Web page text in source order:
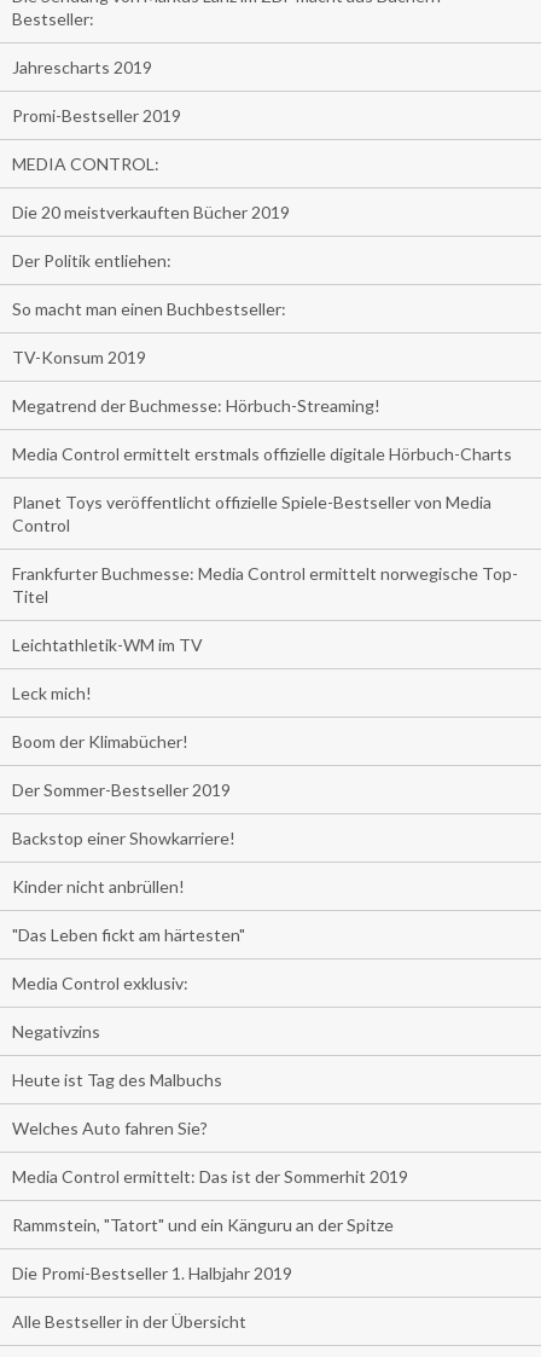
Bestseller:
Jahrescharts 2019
Promi-Bestseller 2019
MEDIA CONTROL:
Die 20 meistverkauften Bücher 2019
Der Politik entliehen:
So macht man einen Buchbestseller:
TV-Konsum 2019
Megatrend der Buchmesse: Hörbuch-Streaming!
Media Control ermittelt erstmals offizielle digitale Hörbuch-Charts
Planet Toys veröffentlicht offizielle Spiele-Bestseller von Media
Control
Frankfurter Buchmesse: Media Control ermittelt norwegische Top-
Titel
Leichtathletik-WM im TV
Leck mich!
Boom der Klimabücher!
Der Sommer-Bestseller 2019
Backstop einer Showkarriere!
Kinder nicht anbrüllen!
"Das Leben fickt am härtesten"
Media Control exklusiv:
Negativzins
Heute ist Tag des Malbuchs
Welches Auto fahren Sie?
Media Control ermittelt: Das ist der Sommerhit 2019
Rammstein, "Tatort" und ein Känguru an der Spitze
Die Promi-Bestseller 1. Halbjahr 2019
Alle Bestseller in der Übersicht